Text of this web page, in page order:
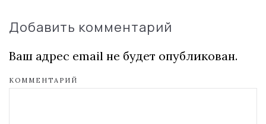
Добавить комментарий
Ваш адрес email не будет опубликован.
КОММЕНТАРИЙ